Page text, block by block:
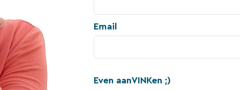
Email
Even aanVINKen ;)